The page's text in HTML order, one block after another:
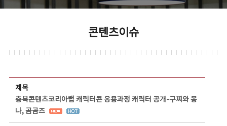
콘텐츠이슈
제목
충북콘텐츠코리아랩 캐릭터콘 응용과정 캐릭터 공개-구찌와 몽
나, 곰곰즈